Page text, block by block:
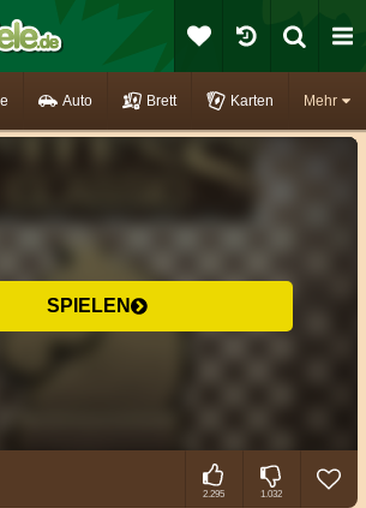
Mehr
Auto Brett Karten
SPIELEN
2.295 1.032